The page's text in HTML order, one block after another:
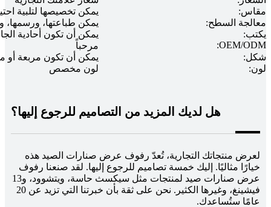
مقاس:
يمكن تخصيصها لتلبية
معالجة السطح:
يمكن طباعتها، ورسمها،
يكتب:
يمكن أن تكون أحادية
OEM/ODM:
مرحباً
شكل:
يمكن أن تكون مربعة أو
لون:
لون مخصص
هل لديك المزيد من التصاميم للرجوع إليها؟
لعرض منتجاتك التجارية، تُعدّ رفوف عرض صنارات الصيد هذه
خيارًا مثاليًا. إليك خمسة تصاميم للرجوع إليها. لقد صنعنا رفوف
عرض صنارات صيد لمنتجات مثل سيكسث حاسة، ويتشوود، و13
فيشينغ، وغيرها الكثير. نحن على ثقة بأن خبرتنا التي تزيد عن 20
عامًا ستُساعدك.